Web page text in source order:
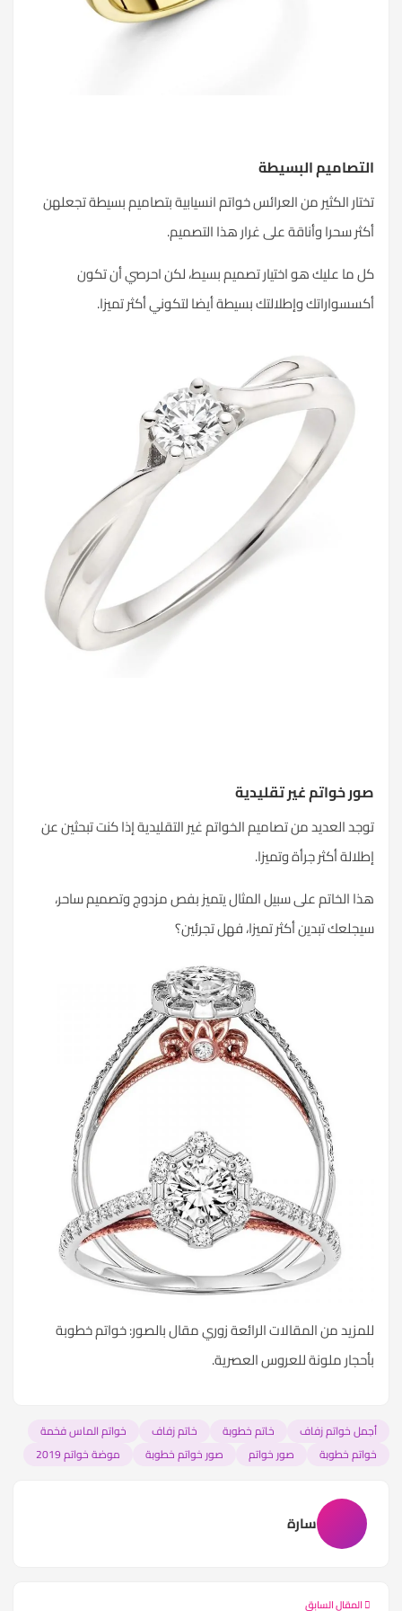
التصاميم البسيطة
تختار الكثير من العرائس خواتم انسيابية بتصاميم بسيطة تجعلهن
أكثر سحرا وأناقة على غرار هذا التصميم.
كل ما عليك هو اختيار تصميم بسيط، لكن احرصي أن تكون
أكسسواراتك وإطلالتك بسيطة أيضا لتكوني أكثر تميزا.
صور خواتم غير تقليدية
توجد العديد من تصاميم الخواتم غير التقليدية إذا كنت تبحثين عن
إطلالة أكثر جرأة وتميزا.
هذا الخاتم على سبيل المثال يتميز بفص مزدوج وتصميم ساحر،
سيجلعك تبدين أكثر تميزا، فهل تجرئين؟
للمزيد من المقالات الرائعة زوري مقالبالصور: خواتم خطوبة
بأحجار ملونة للعروس العصرية.
أجمل خواتم زفاف خاتم خطوبة خاتم زفاف
خواتم الماس فخمة
خواتم خطوبة
صور خواتم صور خواتم خطوبة موضة خواتم 2019
سارة
المقال السابق